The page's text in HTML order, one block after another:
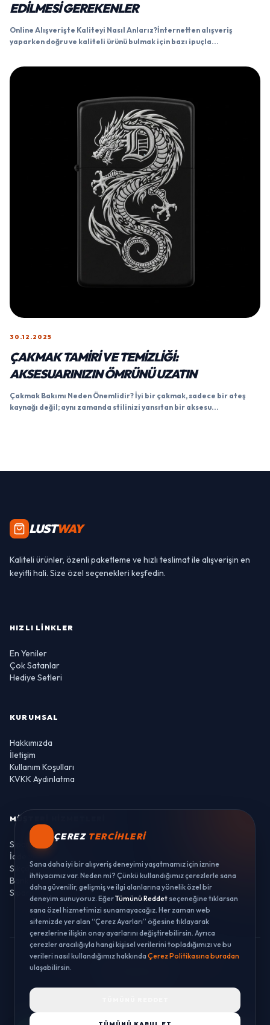
EDILMESI GEREKENLER
Online Alışverişte Kaliteyi Nasıl Anlarız?İnternetten alışveriş
yaparken doğru ve kaliteli ürünü bulmak için bazı ipuçla...
30.12.2025
ÇAKMAK TAMIRI VE TEMIZLIĞI:
AKSESUARINIZIN ÖMRÜNÜ UZATIN
Çakmak Bakımı Neden Önemlidir? İyi bir çakmak, sadece bir ateş
kaynağı değil; aynı zamanda stilinizi yansıtan bir aksesu...
LUSTWAY
Kaliteli ürünler, özenli paketleme ve hızlı teslimat ile alışverişin en
keyifli hali. Size özel seçenekleri keşfedin.
HIZLI LINKLER
En Yeniler
Çok Satanlar
Hediye Setleri
KURUMSAL
Hakkımızda
İletişim
Kullanım Koşulları
KVKK Aydınlatma
MÜŞTERI HIZMETLERI
Sipariş Takibi
İade ve Değişim
Sıkça Sorulan Sorular
Banka Hesaplarımız
Sipariş Takibi
© 2026 LUSTWAY. TÜM HAKLARI SAKLIDIR.
ÇEREZ TERCIHLERI
Sana daha iyi bir alışveriş deneyimi yaşatmamız için iznine
ihtiyacımız var. Neden mi? Çünkü kullandığımız çerezlerle sana
daha güvenilir, gelişmiş ve ilgi alanlarına yönelik özel bir
deneyim sunuyoruz. EğerTümünü Reddet seçeneğine tıklarsan
sana özel hizmetimizi sunamayacağız. Her zaman web
sitemizde yer alan “Çerez Ayarları” öğesine tıklayarak
çerezlerine ilişkin onay ayarlarını değiştirebilirsin. Ayrıca
çerezler aracılığıyla hangi kişisel verilerini topladığımızı ve bu
verileri nasıl kullandığımız hakkındaÇerez Politikasına buradan
ulaşabilirsin.